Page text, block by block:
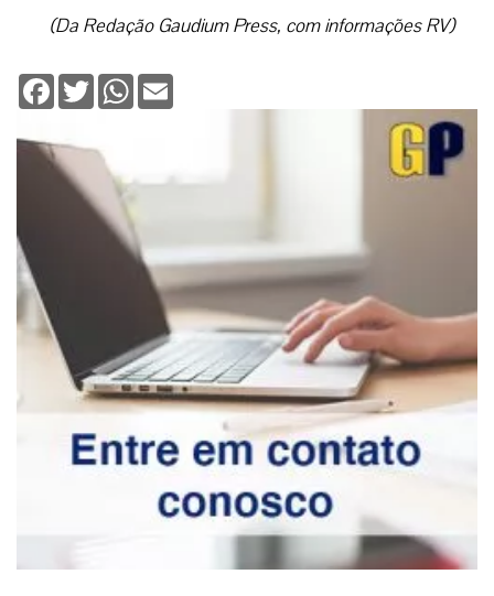
(Da Redação Gaudium Press, com informações RV)
Facebook
TwitterWhatsApp